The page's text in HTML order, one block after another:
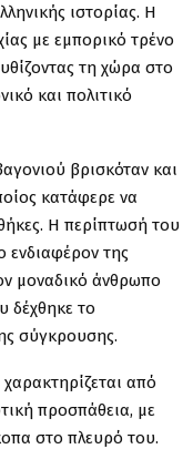
ιστορίας. Η
με εμπορικό τρένο
τη χώρα στο
και πολιτικό
βρισκόταν και
κατάφερε να
Η περίπτωσή του
ενδιαφέρον της
μοναδικό άνθρωπο
δέχθηκε το
σύγκρουσης.
από
προσπάθεια, με
στο πλευρό του.